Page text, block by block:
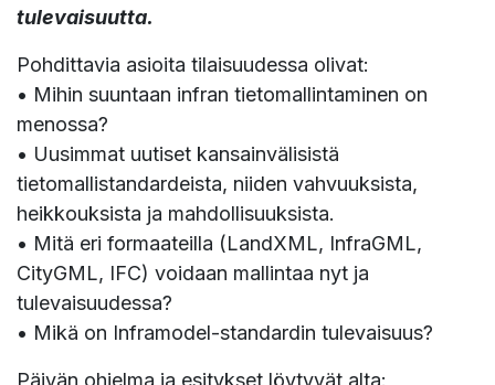
tulevaisuutta.
Pohdittavia asioita tilaisuudessa olivat:
• Mihin suuntaan infran tietomallintaminen on
menossa?
• Uusimmat uutiset kansainvälisistä
tietomallistandardeista, niiden vahvuuksista,
heikkouksista ja mahdollisuuksista.
• Mitä eri formaateilla (LandXML, InfraGML,
CityGML, IFC) voidaan mallintaa nyt ja
tulevaisuudessa?
• Mikä on Inframodel-standardin tulevaisuus?
Päivän ohjelma ja esitykset löytyvät alta: